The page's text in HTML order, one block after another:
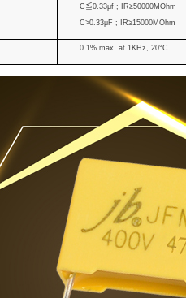
C ≦0.33μf ; IR≥50000MOhm
C>0.33μF ; IR≥15000MOhm
0.1% max. at 1KHz, 20°C